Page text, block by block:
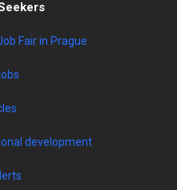
Fair in Prague
development